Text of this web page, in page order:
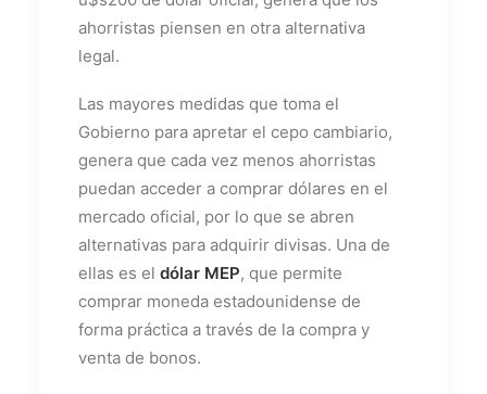
ahorristas piensen en otra alternativa
legal.
Las mayores medidas que toma el
Gobierno para apretar el cepo cambiario,
genera que cada vez menos ahorristas
puedan acceder a comprar dólares en el
mercado oficial, por lo que se abren
alternativas para adquirir divisas. Una de
ellas es el dólar MEP, que permite
comprar moneda estadounidense de
forma práctica a través de la compra y
venta de bonos.